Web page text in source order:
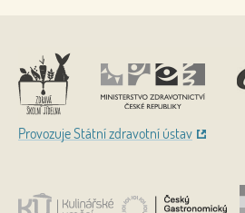
Provozuje Státní zdravotní ústav